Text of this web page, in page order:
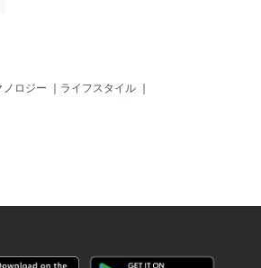
ノロジー ｜ ライフスタイル ｜